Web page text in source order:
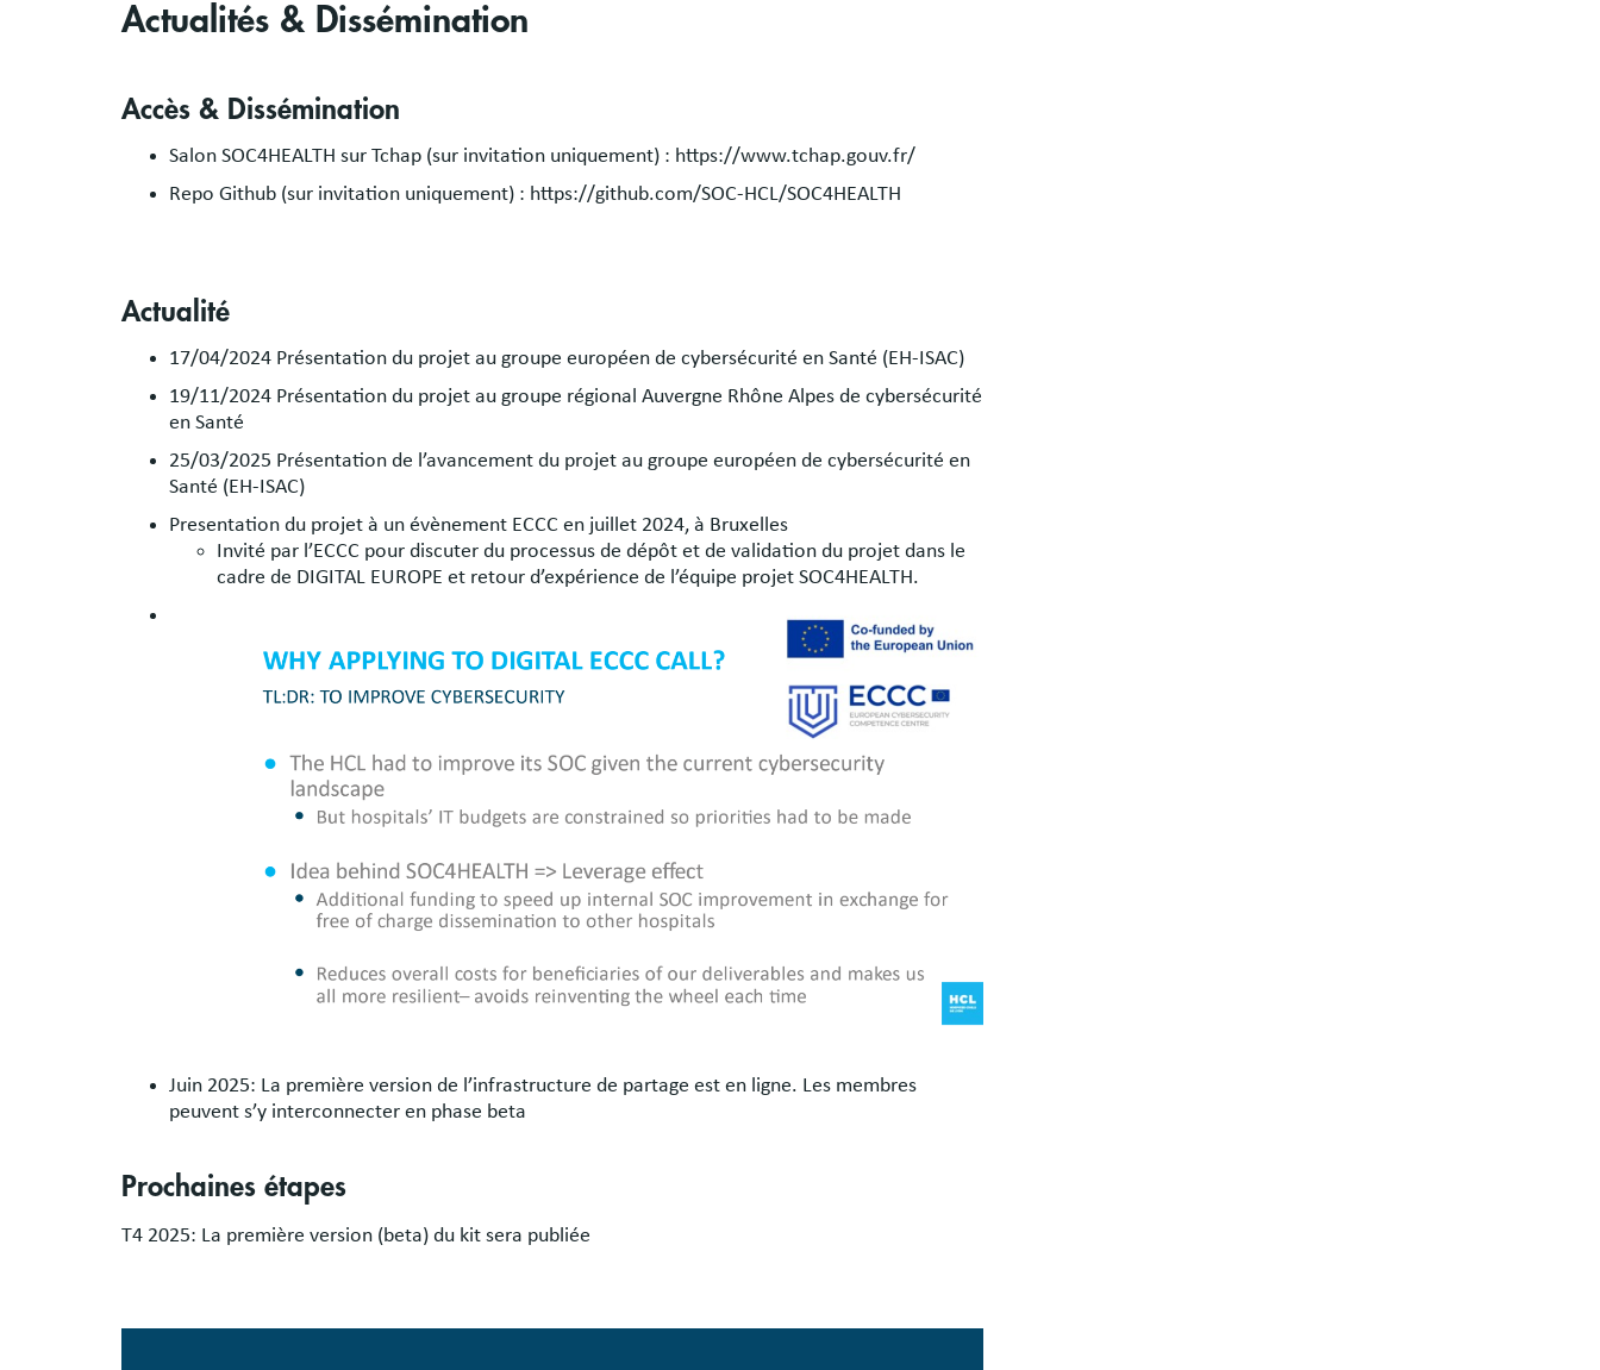
Actualités & Dissémination
Accès & Dissémination
Salon SOC4HEALTH sur Tchap (sur invitation uniquement) : https://www.tchap.gouv.fr/
Repo Github (sur invitation uniquement) : https://github.com/SOC-HCL/SOC4HEALTH
Actualité
17/04/2024 Présentation du projet au groupe européen de cybersécurité en Santé (EH-ISAC)
19/11/2024 Présentation du projet au groupe régional Auvergne Rhône Alpes de cybersécurité
en Santé
25/03/2025 Présentation de l’avancement du projet au groupe européen de cybersécurité en
Santé (EH-ISAC)
Presentation du projet à un évènement ECCC en juillet 2024, à Bruxelles
Invité par l’ECCC pour discuter du processus de dépôt et de validation du projet dans le
cadre de DIGITAL EUROPE et retour d’expérience de l’équipe projet SOC4HEALTH.
Juin 2025: La première version de l’infrastructure de partage est en ligne. Les membres
peuvent s’y interconnecter en phase beta
Prochaines étapes
T4 2025: La première version (beta) du kit sera publiée